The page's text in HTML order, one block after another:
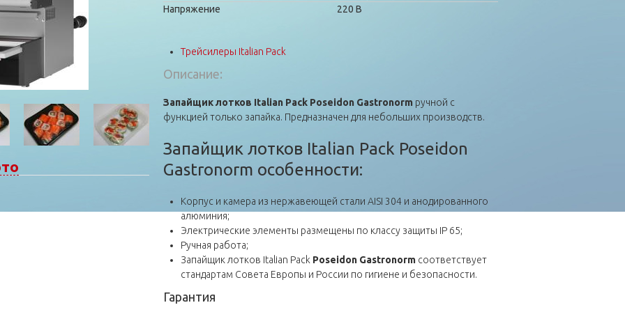
Напряжение
220 В
Трейсилеры Italian Pack
Описание:
Запайщик лотков Italian Pack Poseidon Gastronorm ручной с
функцией только запайка. Предназначен для небольших производств.
Запайщик лотков Italian Pack Poseidon
Gastronorm особенности:
Корпус и камера из нержавеющей стали AISI 304 и анодированного
алюминия;
Электрические элементы размещены по классу защиты IP 65;
Ручная работа;
Запайщик лотков Italian Pack Poseidon Gastronormсоответствует
стандартам Совета Европы и России по гигиене и безопасности.
Гарантия